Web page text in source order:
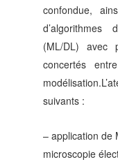
confondue,
d’algorithmes
(ML/DL) avec
concertés
suivants :
– application de
microscopie